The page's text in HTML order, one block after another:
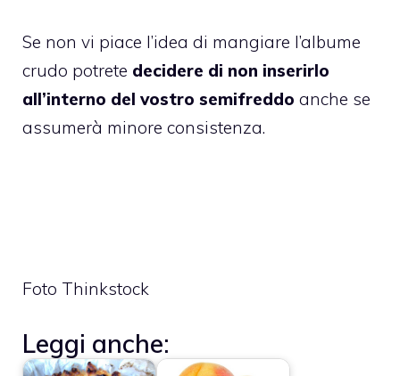
Se non vi piace l’idea di mangiare l’albume
crudo potrete decidere di non inserirlo
all’interno del vostro semifreddo anche se
assumerà minore consistenza.
Foto Thinkstock
Leggi anche: